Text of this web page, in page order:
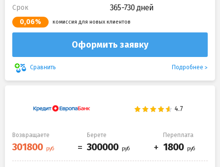
Срок 365-730 дней
0,06% комиссия для новых клиентов
Оформить заявку
Сравнить Подробнее
Возвращаете Берете Переплата